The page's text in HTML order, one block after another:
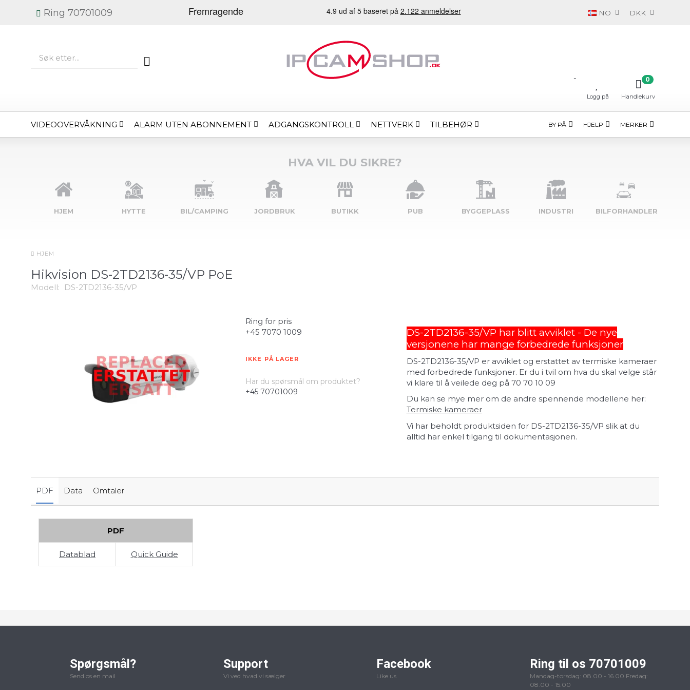
NO DKK
Ring 70701009
-
Logg på Handlekurv
0
VIDEOOVERVÅKNING ALARM UTEN ABONNEMENT ADGANGSKONTROLL NETTVERK TILBEHØR BY PÅ HJELP MERKER
HVA VIL DU SIKRE?
HJEM HYTTE BIL/CAMPING JORDBRUK BUTIKK PUB BYGGE­PLASS INDUSTRI BILFORHANDLER
HJEM
Hikvision DS-2TD2136-35/VP PoE
Modell: DS-2TD2136-35/VP
Ring for pris
+45 7070 1009
IKKE PÅ LAGER
Har du spørsmål om produktet?
+45 70701009
DS-2TD2136-35/VP har blitt avviklet - De nye
versjonene har mange forbedrede funksjoner
DS-2TD2136-35/VP er avviklet og erstattet av termiske kameraer
med forbedrede funksjoner. Er du i tvil om hva du skal velge står
vi klare til å veilede deg på 70 70 10 09
Du kan se mye mer om de andre spennende modellene her:
Termiske kameraer
Vi har beholdt produktsiden for DS-2TD2136-35/VP slik at du
alltid har enkel tilgang til dokumentasjonen.
PDF Data Omtaler
PDF
Datablad Quick Guide
Spørgsmål?
Send os en mail
Support
Vi ved hvad vi sælger
Facebook
Like us
Ring til os 70701009
Mandag-torsdag: 08.00 - 16.00 Fredag:
08.00 - 15.00